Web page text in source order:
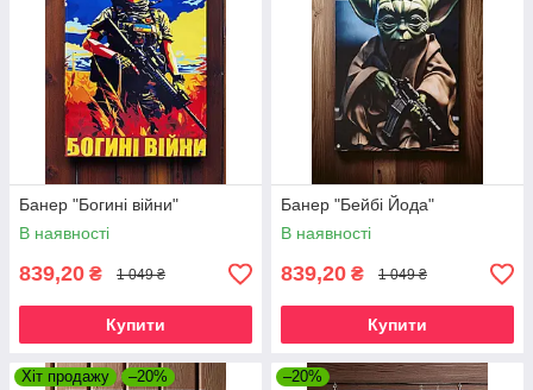
Банер "Богині війни"
В наявності
839,20 ₴ 1 049 ₴
Купити
Банер "Бейбі Йода"
В наявності
839,20 ₴ 1 049 ₴
Купити
Хіт продажу –20% –20%